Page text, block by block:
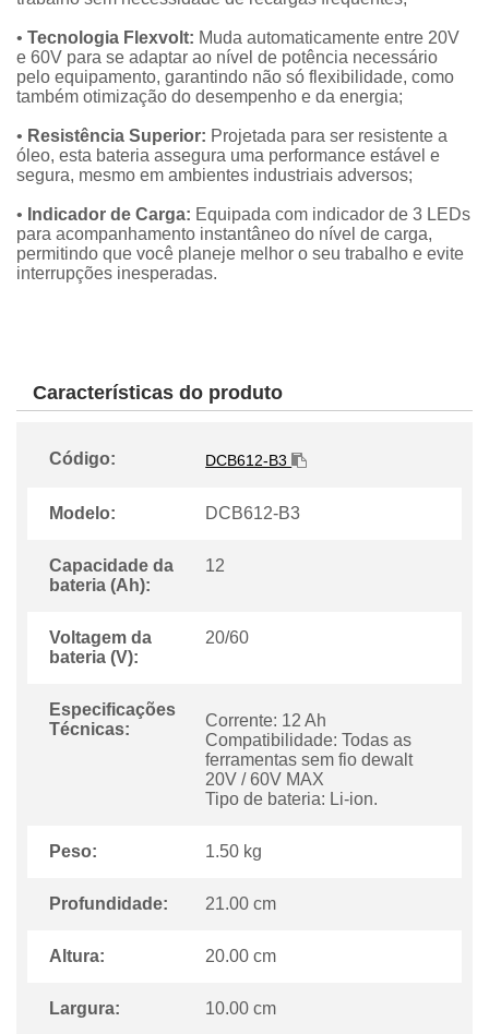
• Tecnologia Flexvolt: Muda automaticamente entre 20V
e 60V para se adaptar ao nível de potência necessário
pelo equipamento, garantindo não só flexibilidade, como
também otimização do desempenho e da energia;
• Resistência Superior: Projetada para ser resistente a
óleo, esta bateria assegura uma performance estável e
segura, mesmo em ambientes industriais adversos;
• Indicador de Carga: Equipada com indicador de 3 LEDs
para acompanhamento instantâneo do nível de carga,
permitindo que você planeje melhor o seu trabalho e evite
interrupções inesperadas.
Características do produto
Código: DCB612-B3
Modelo: DCB612-B3
Capacidade da
bateria (Ah):
12
Voltagem da
bateria (V):
20/60
Especificações
Técnicas:
Corrente: 12 Ah
Compatibilidade: Todas as
ferramentas sem fio dewalt
20V / 60V MAX
Tipo de bateria: Li-ion.
Peso: 1.50 kg
Profundidade: 21.00 cm
Altura: 20.00 cm
Largura: 10.00 cm